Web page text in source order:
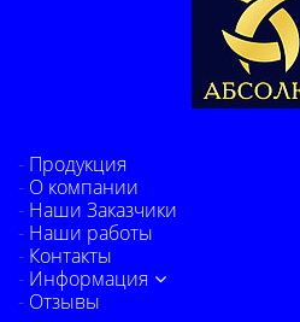
Продукция
О компании
Наши Заказчики
Наши работы
Контакты
Информация
Отзывы